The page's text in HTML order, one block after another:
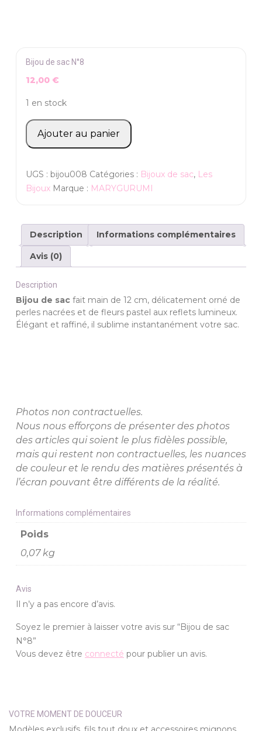
Bijou de sac N°8
12,00 €
1 en stock
quantité
de
N°8
Ajouter au panier
UGS : bijou008 Catégories : Bijoux de sac, Les
Bijoux Marque : MARYGURUMI
Description Informations complémentaires
Avis (0)
Description
Bijou de sac fait main de 12 cm, délicatement orné de
perles nacrées et de fleurs pastel aux reflets lumineux.
Élégant et raffiné, il sublime instantanément votre sac.
Photos non contractuelles.
Nous nous efforçons de présenter des photos
des articles qui soient le plus fidèles possible,
mais qui restent non contractuelles, les nuances
de couleur et le rendu des matières présentés à
l’écran pouvant être différents de la réalité.
Informations complémentaires
Poids
0,07 kg
Avis
Il n’y a pas encore d’avis.
Soyez le premier à laisser votre avis sur “Bijou de sac
N°8”
Vous devez être connecté pour publier un avis.
VOTRE MOMENT DE DOUCEUR